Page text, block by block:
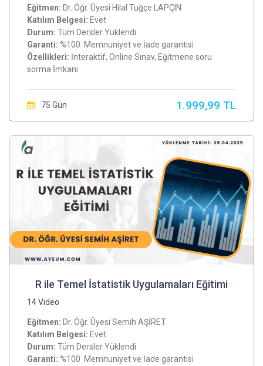
Eğitmen: Dr. Öğr. Üyesi Hilal Tuğçe LAPÇIN
Katılım Belgesi: Evet
Durum: Tüm Dersler Yüklendi
Garanti: %100 Memnuniyet ve İade garantisi
Özellikleri: İnteraktif, Online Sınav, Eğitmene soru
sorma İmkanı
75 Gün 1.999,99 TL
R ile Temel İstatistik Uygulamaları Eğitimi
14 Video
Eğitmen: Dr. Öğr. Üyesi Semih AŞİRET
Katılım Belgesi: Evet
Durum: Tüm Dersler Yüklendi
Garanti: %100 Memnuniyet ve İade garantisi